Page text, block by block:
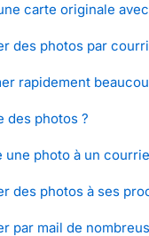
carte originale
des photos par
rapidement
des photos ?
une photo à un
des photos à ses
par mail de